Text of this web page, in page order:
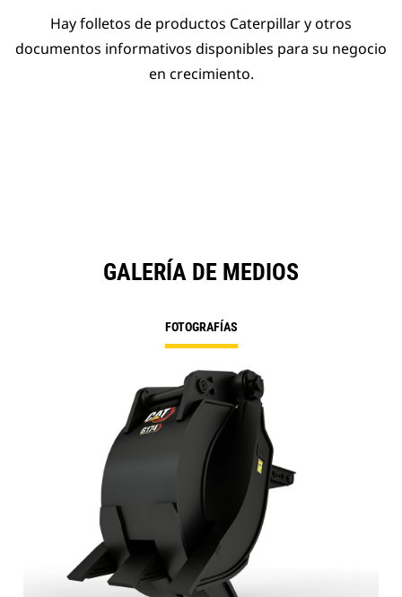
Hay folletos de productos Caterpillar y otros
documentos informativos disponibles para su negocio
en crecimiento.
GALERÍA DE MEDIOS
FOTOGRAFÍAS